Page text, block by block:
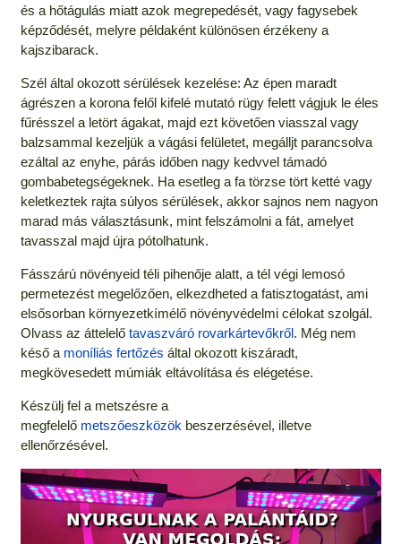
és a hőtágulás miatt azok megrepedését, vagy fagysebek
képződését, melyre példaként különösen érzékeny a
kajszibarack.
Szél által okozott sérülések kezelése: Az épen maradt
ágrészen a korona felől kifelé mutató rügy felett vágjuk le éles
fűrésszel a letört ágakat, majd ezt követően viasszal vagy
balzsammal kezeljük a vágási felületet, megálljt parancsolva
ezáltal az enyhe, párás időben nagy kedvvel támadó
gombabetegségeknek. Ha esetleg a fa törzse tört ketté vagy
keletkeztek rajta súlyos sérülések, akkor sajnos nem nagyon
marad más választásunk, mint felszámolni a fát, amelyet
tavasszal majd újra pótolhatunk.
Fásszárú növényeid téli pihenője alatt, a tél végi lemosó
permetezést megelőzően, elkezdheted a fatisztogatást, ami
elsősorban környezetkímélő növényvédelmi célokat szolgál.
Olvass az áttelelő tavaszváró rovarkártevőkről. Még nem
késő a moníliás fertőzés által okozott kiszáradt,
megkövesedett múmiák eltávolítása és elégetése.
Készülj fel a metszésre a
megfelelő metszőeszközök beszerzésével, illetve
ellenőrzésével.